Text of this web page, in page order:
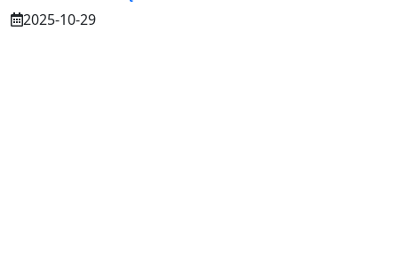
2025-10-29